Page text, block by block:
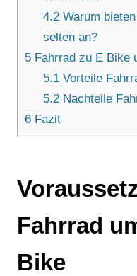
4.2Warum
selten an?
5 Fahrrad zu E Bike
5.1Vorteile
5.2Nachteile
6 Fazit
Fahrrad
Bike